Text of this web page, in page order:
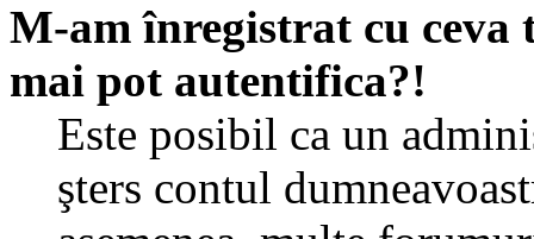
M-am înregistrat cu
mai pot autentifica?!
Este posibil ca un
şters contul